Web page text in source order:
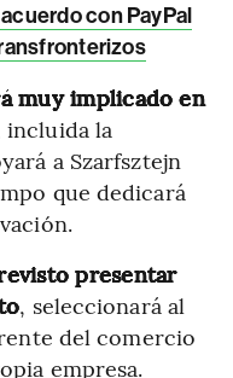
con PayPal
muy implicado en
incluida la
a Szarfsztejn
que dedicará
presentar
, seleccionará al
del comercio
empresa.